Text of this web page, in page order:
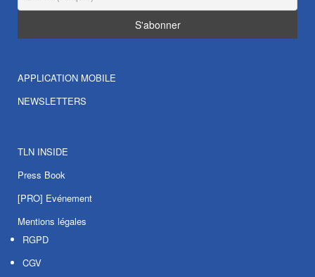
APPLICATION MOBILE
NEWSLETTERS
TLN INSIDE
Press Book
[PRO] Evénement
Mentions légales
RGPD
CGV